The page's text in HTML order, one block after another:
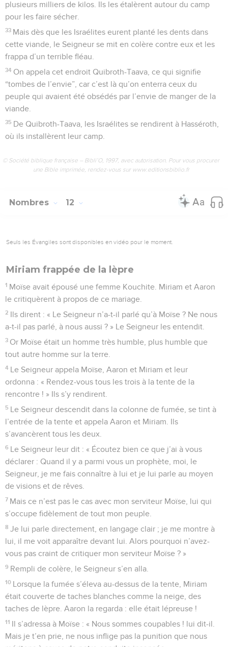
plusieurs milliers de kilos. Ils les étalèrent autour du camp
pour les faire sécher.
33 Mais dès que les Israélites eurent planté les dents dans
cette viande, le Seigneur se mit en colère contre eux et les
frappa d’un terrible fléau.
34 On appela cet endroit Quibroth-Taava, ce qui signifie
“tombes de l’envie”, car c’est là qu’on enterra ceux du
peuple qui avaient été obsédés par l’envie de manger de la
viande.
35 De Quibroth-Taava, les Israélites se rendirent à Hasséroth,
où ils installèrent leur camp.
© Société biblique française – Bibli’O, 1997, avec autorisation. Pour vous procurer
une Bible imprimée, rendez-vous sur www.editionsbiblio.fr
Nombres 12
Seuls les Évangiles sont disponibles en vidéo pour le moment.
Miriam frappée de la lèpre
1 Moïse avait épousé une femme Kouchite. Miriam et Aaron
le critiquèrent à propos de ce mariage.
2 Ils dirent : « Le Seigneur n’a-t-il parlé qu’à Moïse ? Ne nous
a-t-il pas parlé, à nous aussi ? » Le Seigneur les entendit.
3 Or Moïse était un homme très humble, plus humble que
tout autre homme sur la terre.
4 Le Seigneur appela Moïse, Aaron et Miriam et leur
ordonna : « Rendez-vous tous les trois à la tente de la
rencontre ! » Ils s’y rendirent.
5 Le Seigneur descendit dans la colonne de fumée, se tint à
l’entrée de la tente et appela Aaron et Miriam. Ils
s’avancèrent tous les deux.
6 Le Seigneur leur dit : « Écoutez bien ce que j’ai à vous
déclarer : Quand il y a parmi vous un prophète, moi, le
Seigneur, je me fais connaître à lui et je lui parle au moyen
de visions et de rêves.
7 Mais ce n’est pas le cas avec mon serviteur Moïse, lui qui
s’occupe fidèlement de tout mon peuple.
8 Je lui parle directement, en langage clair ; je me montre à
lui, il me voit apparaître devant lui. Alors pourquoi n’avez-
vous pas craint de critiquer mon serviteur Moïse ? »
9 Rempli de colère, le Seigneur s’en alla.
10 Lorsque la fumée s’éleva au-dessus de la tente, Miriam
était couverte de taches blanches comme la neige, des
taches de lèpre. Aaron la regarda : elle était lépreuse !
11 Il s’adressa à Moïse : « Nous sommes coupables ! lui dit-il.
Mais je t’en prie, ne nous inflige pas la punition que nous